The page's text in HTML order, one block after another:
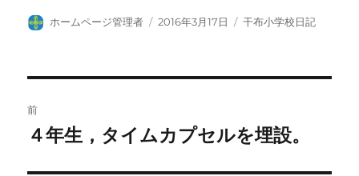
投
ホームページ管理者
投
2016年3月17日
カ
干布小学校日記
稿
前
前
４年生，タイムカプセルを埋設。